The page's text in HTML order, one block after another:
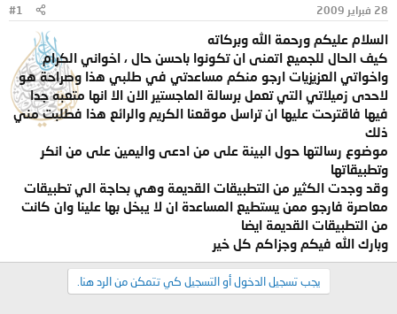
و
و
ع
ء
28 فبراير 2009 #1
السلام عليكم ورحمة الله وبركاته
كيف الحال للجميع اتمنى ان تكونوا باحسن حال ، اخواني الكرام
واخواتي العزيزيات ارجو منكم مساعدتي في طلبي هذا وصراحة هو
لاحدى زميلاتي التي تعمل برسالة الماجستير الان الا انها متعبه جدا
فيها فاقترحت عليها ان تراسل موقعنا الكريم والرائع هذا فطلبت مني
ذلك
موضوع رسالتها حول البينة على من ادعى واليمين على من انكر
وتطبيقاتها
وقد وجدت الكثير من التطبيقات القديمة وهي بحاجة الي تطبيقات
معاصرة فارجو ممن يستطيع المساعدة ان لا يبخل بها علينا وان كانت
من التطبيقات القديمة ايضا
وبارك الله فيكم وجزاكم كل خير
يجب تسجيل الدخول أو التسجيل كي تتمكن من الرد هنا.